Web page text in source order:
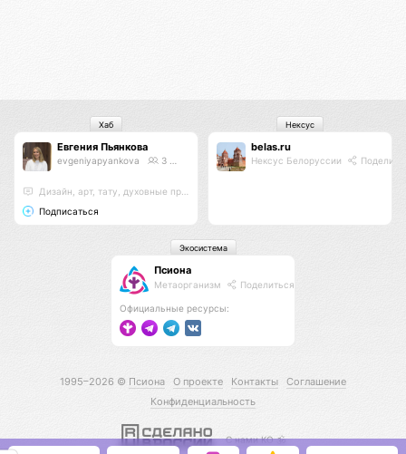
Евгения Пьянкова
evgeniyapyankova 3 Поделиться
Дизайн, арт, тату, духовные практики
Подписаться
Хаб
belas.ru
Нексус Белоруссии
Нексус
Псиона
Метаорганизм Поделиться
Официальные ресурсы:
Экосистема
1995–2026 © Псиона О проекте Контакты
Соглашение
Конфиденциальность
С нами КО 🕉️